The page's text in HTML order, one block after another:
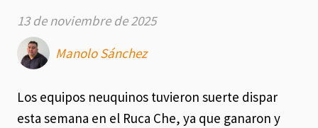
Los equipos neuquinos tuvieron suerte dispar
esta semana en el Ruca Che, ya que ganaron y
13 de noviembre de 2025
Manolo Sánchez